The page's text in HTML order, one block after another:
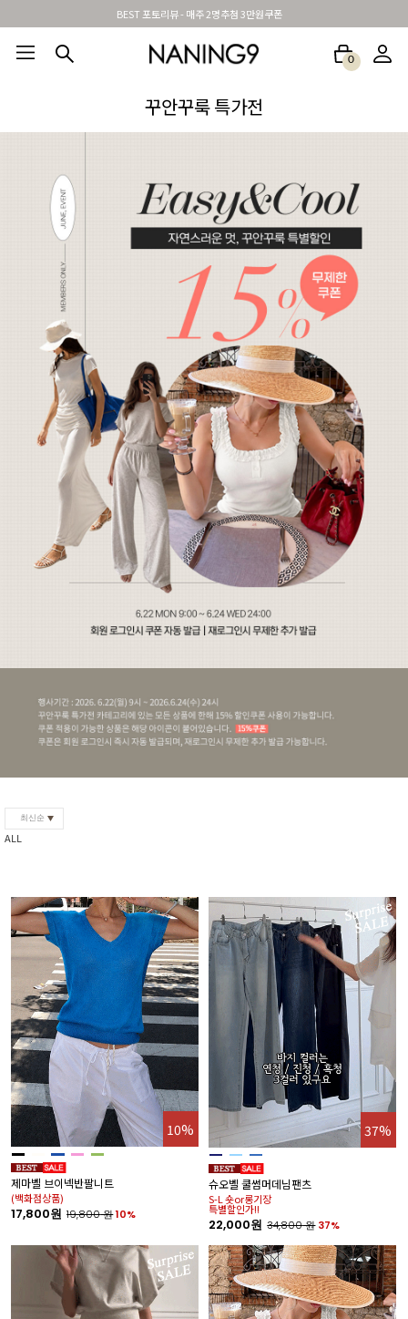
신규가입시 무료배송 + 2천원할인쿠폰
0
베스트재진행 썸머여행룩
꾸안꾸룩 특가전
최신순
ALL
10%
제마벨 브이넥반팔니트
(백화점상품)
17,800원 19,800원10%
37%
슈오벨 쿨썸머데님팬츠
S-L 숏or롱기장
특별할인가!!
22,000원 34,800원 37%